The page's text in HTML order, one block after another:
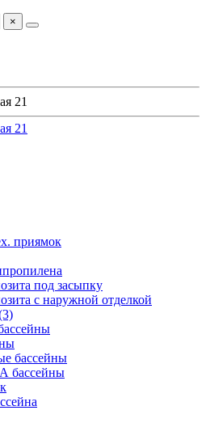
×
21
21
приямок
под засыпку
с наружной отделкой
бассейны
бассейны